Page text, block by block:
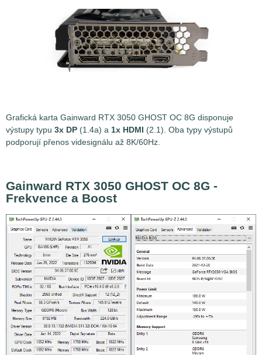
Grafická karta Gainward RTX 3050 GHOST OC 8G disponuje
výstupy typu 3x DP (1.4a) a 1x HDMI (2.1). Oba typy výstupů
podporují přenos videsignálu až 8K/60Hz.
Gainward RTX 3050 GHOST OC 8G -
Frekvence a Boost